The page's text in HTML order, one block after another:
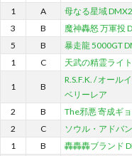
1 A 母なる星域
3
B 魔神轟怒 万軍投
5
B 暴走龍 5000GT
1
C 天武の精霊ライ
1 B
R.S.F.K. / オール
ベリーレア
2 B The邪悪 寄成ギ
2
C ソウル・アドバ
1
B 轟轟轟ブランド